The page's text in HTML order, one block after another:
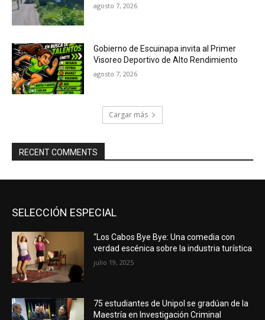
agosto 7, 2026
Gobierno de Escuinapa invita al Primer
Visoreo Deportivo de Alto Rendimiento
agosto 7, 2026
Cargar más
RECENT COMMENTS
SELECCIÓN ESPECIAL
“Los Cabos Bye Bye: Una comedia con
verdad escénica sobre la industria turística
julio 19, 2025
75 estudiantes de Unipol se gradúan de la
Maestría en Investigación Criminal